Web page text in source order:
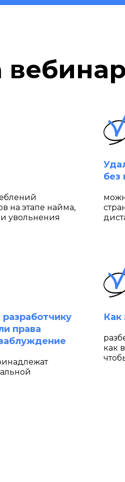
на этапе найма,
увольнения
без
права
Как
как